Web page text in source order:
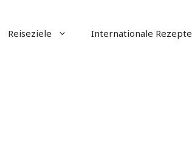
Reiseziele Internationale Rezepte